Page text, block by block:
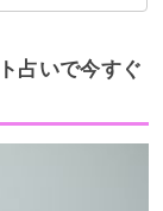
占いで今すぐ